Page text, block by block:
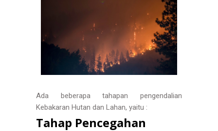
Ada beberapa tahapan pengendalian
Kebakaran Hutan dan Lahan, yaitu :
Tahap Pencegahan